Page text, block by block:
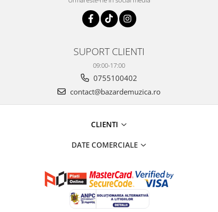
SUPORT CLIENTI
09:00-17:00
0755100402
contact@bazardemuzica.ro
CLIENTI
DATE COMERCIALE